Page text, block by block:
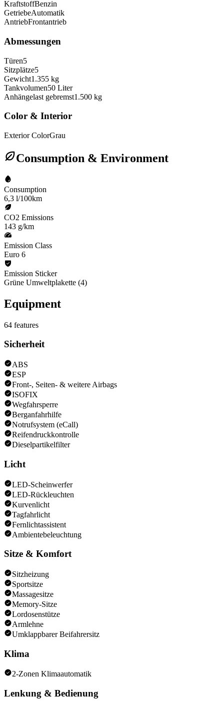
KraftstoffBenzin
GetriebeAutomatik
AntriebFrontantrieb
Abmessungen
Türen5
Sitzplätze5
Gewicht1.355 kg
Tankvolumen50 Liter
Anhängelast gebremst1.500 kg
Color & Interior
Exterior ColorGrau
Consumption & Environment
Consumption
6,3 l/100km
CO2 Emissions
143 g/km
Emission Class
Euro 6
Emission Sticker
Grüne Umweltplakette (4)
Equipment
64 features
Sicherheit
ABS
ESP
Front-, Seiten- & weitere Airbags
ISOFIX
Wegfahrsperre
Berganfahrhilfe
Notrufsystem (eCall)
Reifendruckkontrolle
Dieselpartikelfilter
Licht
LED-Scheinwerfer
LED-Rückleuchten
Kurvenlicht
Tagfahrlicht
Fernlichtassistent
Ambientebeleuchtung
Sitze & Komfort
Sitzheizung
Sportsitze
Massagesitze
Memory-Sitze
Lordosenstütze
Armlehne
Umklappbarer Beifahrersitz
Klima
2-Zonen Klimaautomatik
Lenkung & Bedienung